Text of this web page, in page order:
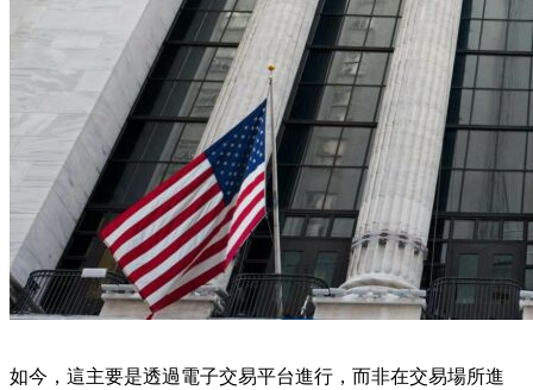
如今，這主要是透過電子交易平台進行，而非在交易場所進